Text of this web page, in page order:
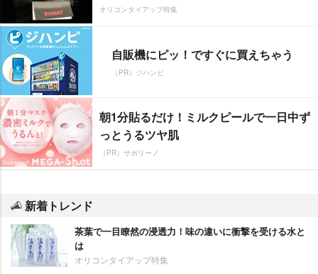
オリコンタイアップ特集
自販機にピッ！ですぐに買えちゃう
（PR）ジハンピ
朝1分貼るだけ！ミルクピールで一日中ず
っとうるツヤ肌
（PR）サボリーノ
新着トレンド
茶葉で一目瞭然の浸透力！味の違いに衝撃を受ける水と
は
オリコンタイアップ特集